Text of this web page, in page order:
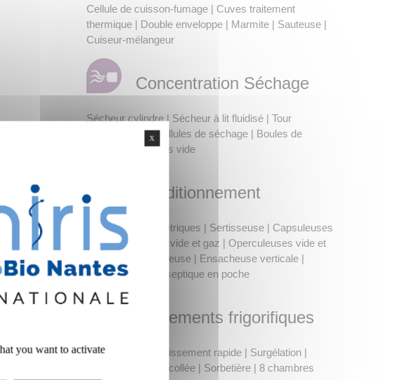
Cellule de cuisson-fumage | Cuves traitement
thermique | Double enveloppe | Marmite | Sauteuse |
Cuiseur-mélangeur
Concentration Séchage
Sécheur cylindre | Sécheur à lit fluidisé | Tour
d'atomisation | Cellules de séchage | Boules de
concentration sous vide
Conditionnement
Doseuses volumétriques | Sertisseuse | Capsuleuses
vapeur | Cloche à vide et gaz | Operculeuses vide et
gaz | Thermoformeuse | Ensacheuse verticale |
Conditionneuse aseptique en poche
Traitements frigorifiques
Cellules de refroidissement rapide | Surgélation |
Centrale d'eau glycollée | Sorbetière | 8 chambres
X
you want to activate